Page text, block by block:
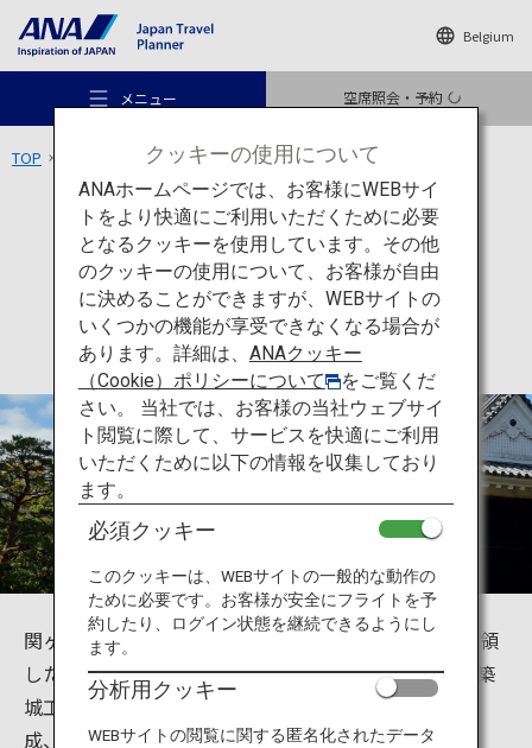
Belgium
メニュー 空席照会・予約
おすすめの旅
旅のアイデア
行き先
旅のお役立ち情報
ANA サービス
TOP 高知城
文化 高知
高知城
関ヶ原の戦いの功績により徳川家康から土佐一国を拝領
した山内一豊は、慶長6年（1601）大高坂山に新城の築
城工事を始め、慶長8年（1603）に本丸と二ノ丸が完
成、入城しました。
クッキーの使用について
ANAホームページでは、お客様にWEBサイ
トをより快適にご利用いただくために必要
となるクッキーを使用しています。その他
のクッキーの使用について、お客様が自由
に決めることができますが、WEBサイトの
いくつかの機能が享受できなくなる場合が
あります。詳細は、 ANAクッキー
（Cookie）ポリシーについて
をご覧くだ
さい。 当社では、お客様の当社ウェブサイ
ト閲覧に際して、サービスを快適にご利用
いただくために以下の情報を収集しており
ます。
必須クッキー
このクッキーは、WEBサイトの一般的な動作の
ために必要です。お客様が安全にフライトを予
約したり、ログイン状態を継続できるようにし
ます。
分析用クッキー
WEBサイトの閲覧に関する匿名化されたデータ